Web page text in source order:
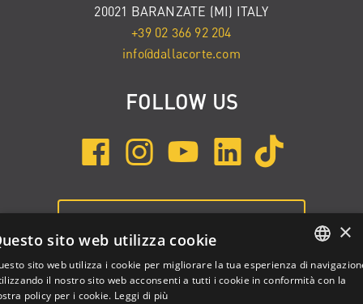
20021 BARANZATE (MI) ITALY
+39 02 366 92 204
info@dallacorte.com
FOLLOW US
ENGLISH
×
sito web utilizza cookie
sito web utilizza i cookie per migliorare la tua esperienza di
il nostro sito web acconsenti a tutti i cookie in conformità con la
policy per i cookie. Leggi di più